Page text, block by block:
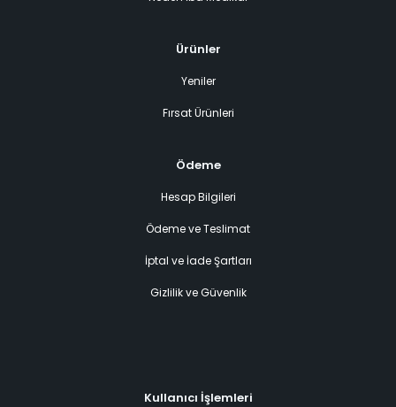
Ürünler
Yeniler
Fırsat Ürünleri
Ödeme
Hesap Bilgileri
Ödeme ve Teslimat
İptal ve İade Şartları
Gizlilik ve Güvenlik
Kullanıcı İşlemleri